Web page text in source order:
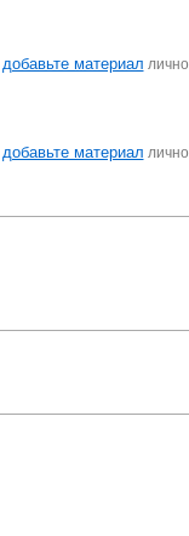
добавьте материал лично
добавьте материал лично